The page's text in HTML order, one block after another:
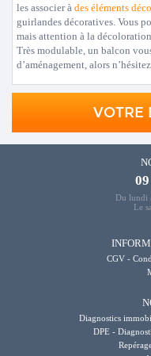
les associer à des éléments
guirlandes décoratives. Vous
mais attention à la
Très modulable, un balcon
d’aménagement, alors
VOTRE
Du lundi
Le
CGV -
Diagnostics
DPE -